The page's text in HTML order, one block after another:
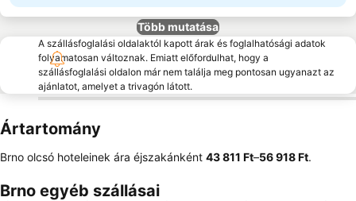
Több mutatása
A szállásfoglalási oldalaktól kapott árak és foglalhatósági adatok
folyamatosan változnak. Emiatt előfordulhat, hogy a
szállásfoglalási oldalon már nem találja meg pontosan ugyanazt az
ajánlatot, amelyet a trivagón látott.
Ártartomány
Brno olcsó hoteleinek ára éjszakánként ‎43 811 Ft–‎56 918 Ft.
Brno egyéb szállásai